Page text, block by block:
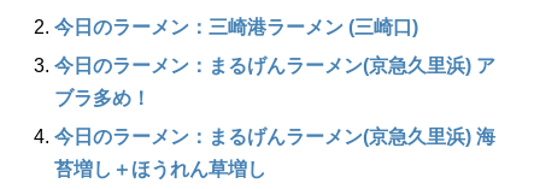
今日のラーメン：三崎港ラーメン (三崎口)
今日のラーメン：まるげんラーメン(京急久里浜) ア
ブラ多め！
今日のラーメン：まるげんラーメン(京急久里浜) 海
苔増し＋ほうれん草増し